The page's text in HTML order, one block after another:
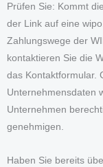
Prüfen Sie: Kommt
der Link auf eine
Zahlungswege der
kontaktieren Sie die
das Kontaktformular.
Unternehmensdaten
Unternehmen
genehmigen.
Haben Sie bereits